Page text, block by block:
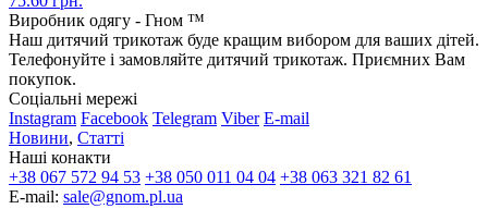
Виробник одягу - Гном ™
Наш дитячий трикотаж буде кращим вибором для ваших дітей.
Телефонуйте і замовляйте дитячий трикотаж. Приємних Вам
покупок.
Соціальні мережі
Instagram Facebook Telegram Viber E-mail
Новини, Статті
Наші конакти
+38 067 572 94 53 +38 050 011 04 04 +38 063 321 82 61
E-mail: sale@gnom.pl.ua